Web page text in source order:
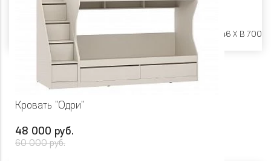
Ш 1642 X Г 846 X В 700
Кровать "Одри"
48 000 руб.
60 000 руб.